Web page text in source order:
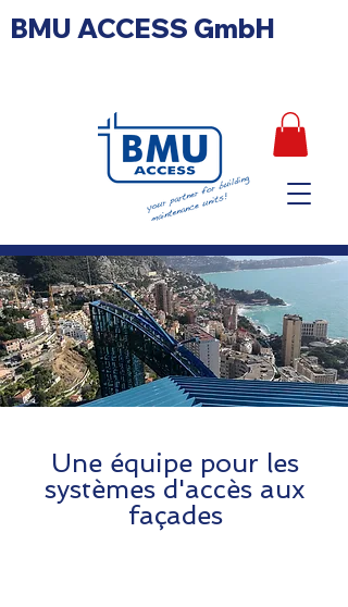
BMU ACCESS GmbH
Une équipe pour les
systèmes d'accès aux
façades